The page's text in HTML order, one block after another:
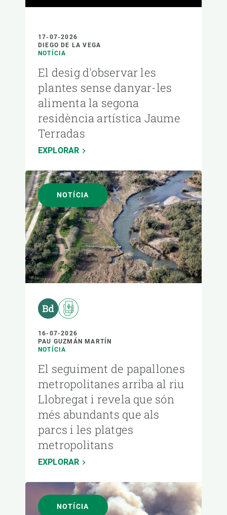
17-07-2026
DIEGO DE LA VEGA
NOTÍCIA
El desig d'observar les
plantes sense danyar-les
alimenta la segona
residència artística Jaume
Terradas
EXPLORAR
NOTÍCIA
16-07-2026
PAU GUZMÁN MARTÍN
NOTÍCIA
El seguiment de papallones
metropolitanes arriba al riu
Llobregat i revela que són
més abundants que als
parcs i les platges
metropolitans
EXPLORAR
NOTÍCIA